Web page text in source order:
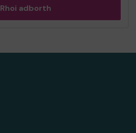
Rhoi adborth